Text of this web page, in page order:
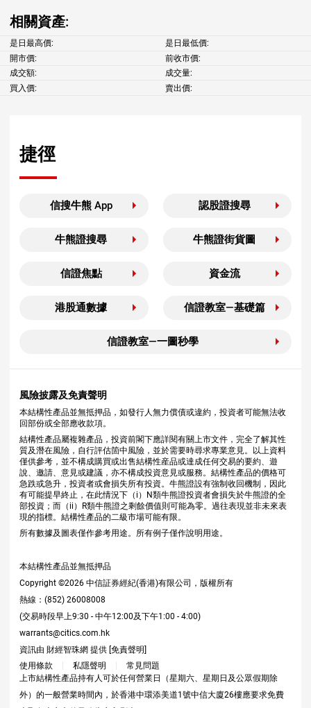
相關資產:
是日最高價:
是日最低價:
開市價:
前收市價:
成交額:
成交量:
買入價:
賣出價:
捷徑
信搜牛熊 App 認股證搜尋
牛熊證搜尋 牛熊證街貨圖
信證焦點 資金流
港股通數據 信證教室—基礎篇
信證教室—一圖秒學
風險披露及免責聲明
本結構性產品並無抵押品，如發行人無力償債或違約，投資者可能無法收
回部份或全部應收款項。
結構性產品屬複雜產品，投資前閣下應詳閱有關上市文件，完全了解其性
質及潛在風險，自行評估箇中風險，並於需要時尋求專業意見。以上資料
僅供參考，並不構成購買或出售結構性産品或達成任何交易的要約、遊
說、邀請、意見或建議，亦不構成投資意見或服務。結構性產品的價格可
急跌或急升，投資者或會損失所有投資。牛熊證設有強制收回機制，因此
有可能提早終止，在此情況下（i）N類牛熊證投資者會損失於牛熊證的全
部投資；而（ii）R類牛熊證之剩餘價值則可能為零。過往表現並非未來表
現的指標。結構性產品的二級市場可能有限。
所有數據及圖表僅作參考用途。所有例子僅作說明用途。
本結構性產品並無抵押品
Copyright ©2026 中信証券經紀(香港)有限公司，版權所有
熱線：(852) 26008008
(交易時段早上9:30 - 中午12:00及下午1:00 - 4:00)
warrants@citics.com.hk
資訊由 財經智珠網 提供 [免責聲明]
使用條款
私隱聲明
常見問題
上市結構性產品持有人可於任何營業日（星期六、星期日及公眾假期除
外）的一般營業時間內，於香港中環添美道1號中信大廈26樓應要求免費